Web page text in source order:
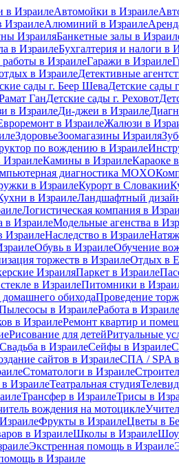
в ИзраилеАвтомойки в Израиле
ИзраилеАлюминий в Израиле
ИзраиляБанкетные залы в
в ИзраилеБухгалтерия и налоги в
в ИзраилеГаражи в Израиле
в ИзраилеДетективные
сады г. Беер ШеваДетские сады
ГанДетские сады г. Реховот
в ИзраилеДи-джеи в Израиле
в ИзраилеЖалюзи в
ЗдоровьеЗоомагазины Израиля
по вождению в Израиле
Камины в ИзраилеКараоке
диагностика MOXO
в ИзраилеКурорт в Словакии
в ИзраилеЛандшафтный
Логистическая компания в
в ИзраилеМодельные агенства в
ИзраилеНаследство в Израиле
Обувь в ИзраилеОбучение
торжеств в ИзраилеОтдых в
ИзраиляПаркет в Израиле
в ИзраилеПитомники в
обиходаПроведение
в ИзраилеРабота в Израиле
в ИзраилеРемонт квартир и
Рисование для детейРитуальные
Свадьба в ИзраилеСейфы в Израиле
сайтов в ИзраилеСПА / SPA
Стоматологи в Израиле
в ИзраилеТеатральная студия
Трансфер в ИзраилеТрисы в
вождения на мотоцикле
Фрукты в ИзраилеЦветы в
в ИзраилеШколы в ИзраилеШоу
Экстренная помощь в Израиле
в Израиле